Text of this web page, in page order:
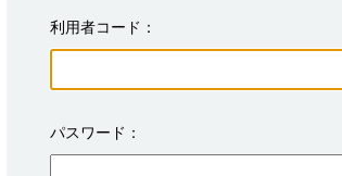
利用者コード
パスワード